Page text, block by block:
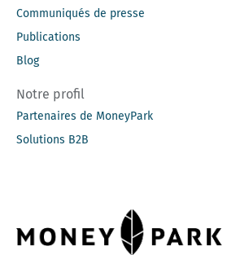
Communiqués de presse
Publications
Blog
Notre profil
Partenaires de MoneyPark
Solutions B2B